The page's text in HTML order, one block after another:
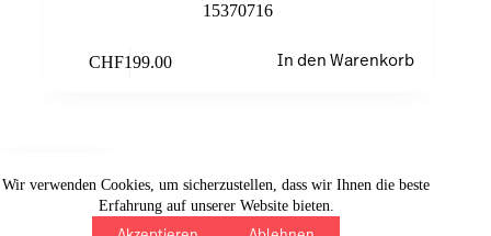
Wir verwenden Cookies, um sicherzustellen, dass wir Ihnen die beste
Erfahrung auf unserer Website bieten.
15370716
CHF199.00 In den Warenkorb